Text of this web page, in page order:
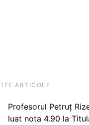
ARTICOLE
Profesorul Petruț
luat nota 4.90 la